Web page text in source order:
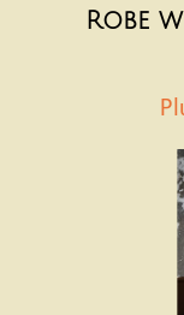
Robe